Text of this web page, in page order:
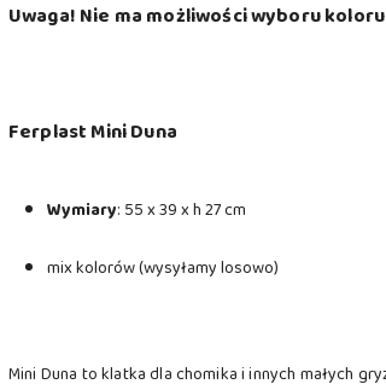
Uwaga! Nie ma możliwości wyboru
Ferplast Mini Duna
Wymiary: 55 x 39 x h 27 cm
mix kolorów (wysyłamy losowo)
Mini Duna to klatka dla chomika i innych małych